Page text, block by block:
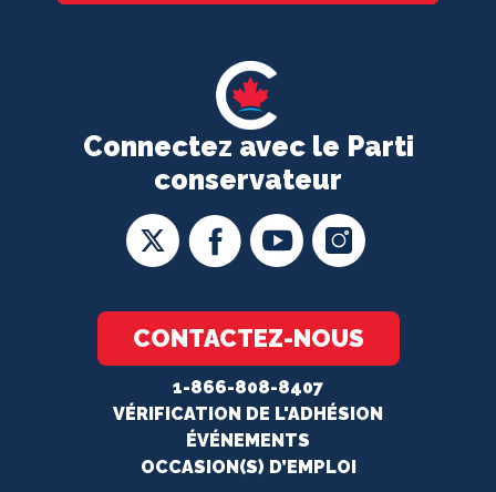
Connectez avec le Parti
conservateur
CONTACTEZ-NOUS
1-866-808-8407
VÉRIFICATION DE L'ADHÉSION
ÉVÉNEMENTS
OCCASION(S) D’EMPLOI